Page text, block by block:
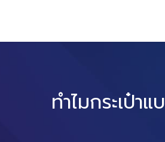
ทำไมกระเป๋